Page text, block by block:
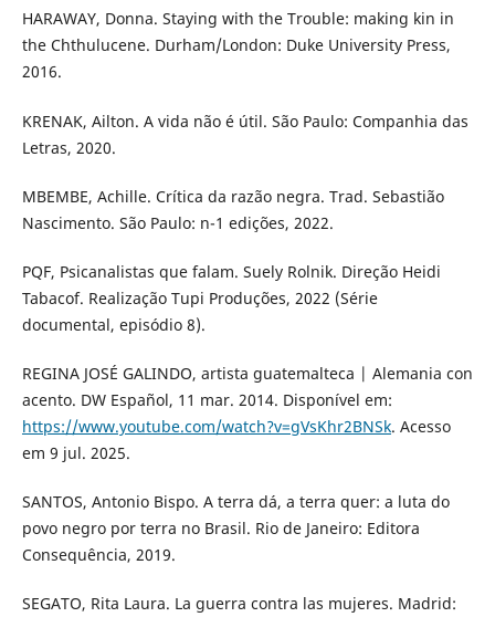
HARAWAY, Donna. Staying with the Trouble: making kin in
the Chthulucene. Durham/London: Duke University Press,
2016.
KRENAK, Ailton. A vida não é útil. São Paulo: Companhia das
Letras, 2020.
MBEMBE, Achille. Crítica da razão negra. Trad. Sebastião
Nascimento. São Paulo: n-1 edições, 2022.
PQF, Psicanalistas que falam. Suely Rolnik. Direção Heidi
Tabacof. Realização Tupi Produções, 2022 (Série
documental, episódio 8).
REGINA JOSÉ GALINDO, artista guatemalteca | Alemania con
acento. DW Español, 11 mar. 2014. Disponível em:
https://www.youtube.com/watch?v=gVsKhr2BNSk. Acesso
em 9 jul. 2025.
SANTOS, Antonio Bispo. A terra dá, a terra quer: a luta do
povo negro por terra no Brasil. Rio de Janeiro: Editora
Consequência, 2019.
SEGATO, Rita Laura. La guerra contra las mujeres. Madrid: